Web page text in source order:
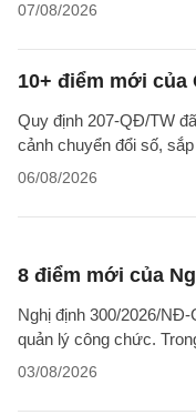
07/08/2026
10+ điểm mới
Quy định 207-QĐ/TW
cảnh chuyển đổi số,
06/08/2026
8 điểm mới của
Nghị định 300/2026/
quản lý công chức.
03/08/2026